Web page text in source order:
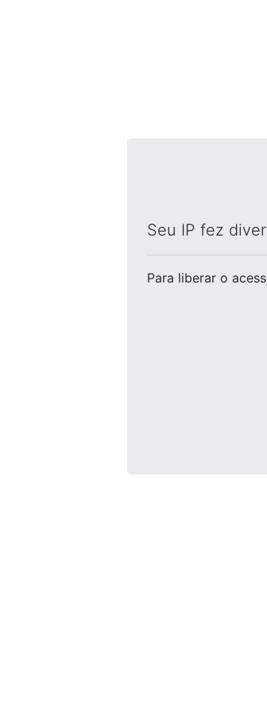
Seu IP fez
Para liberar o